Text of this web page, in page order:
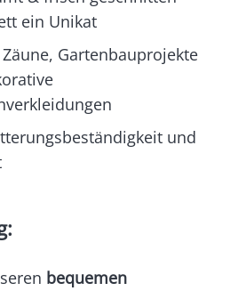
ein Unikat
Gartenbauprojekte
und
bequemen